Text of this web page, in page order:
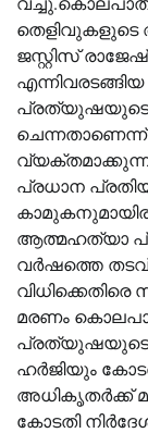
തെളിവുകളുടെ
ജസ്റ്റിസ്
പ്രത്യുഷയുടെ
പ്രധാന
ആത്മഹത്യാ
വർഷത്തെ തടവ്
മരണം
പ്രത്യുഷയുടെ
ഹർജിയും
അധികൃതർക്ക്
കോടതി